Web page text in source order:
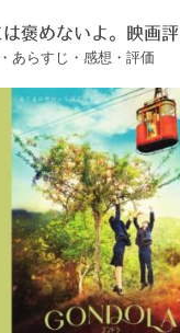
褒めないよ。映画評
あらすじ・感想・評価